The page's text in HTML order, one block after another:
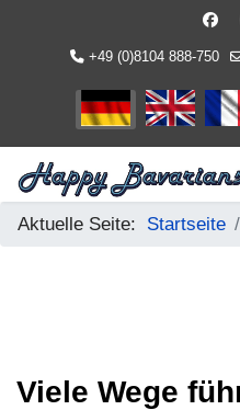
+49 (0)8104 888-750
Sprache auswählen
Aktuelle Seite: Startseite
Viele Wege